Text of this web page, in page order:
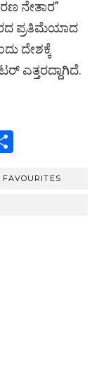
ನೇತಾರ”
ಪ್ರತಿಮೆಯಾದ
ದೇಶಕ್ಕೆ
ಎತ್ತರದ್ದಾಗಿದೆ.
ar
FAVOURITES